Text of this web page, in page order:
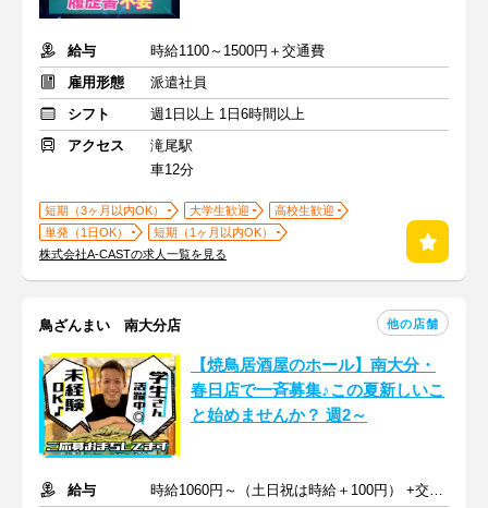
給与
時給1100～1500円＋交通費
雇用形態
派遣社員
シフト
週1日以上 1日6時間以上
アクセス
滝尾駅
車12分
短期（3ヶ月以内OK） 大学生歓迎
高校生歓迎
単発（1日OK）
短期（1ヶ月以内OK）
株式会社A-CASTの求人一覧を見る
鳥ざんまい 南大分店 他の店舗
【焼鳥居酒屋のホール】南大分・
春日店で一斉募集♪この夏新しいこ
と始めませんか？ 週2～
給与
時給1060円～（土日祝は時給＋100円） +交通費